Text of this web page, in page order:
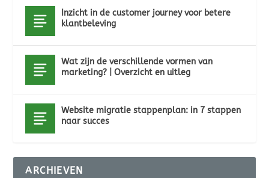
Inzicht in de customer journey voor betere
klantbeleving
Wat zijn de verschillende vormen van
marketing? | Overzicht en uitleg
Website migratie stappenplan: in 7 stappen
naar succes
ARCHIEVEN